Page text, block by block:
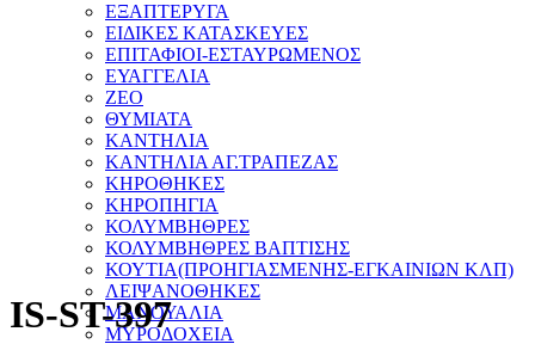
ΕΞΑΠΤΕΡΥΓΑ
ΕΙΔΙΚΕΣ ΚΑΤΑΣΚΕΥΕΣ
ΕΠΙΤΑΦΙΟΙ-ΕΣΤΑΥΡΩΜΕΝΟΣ
ΕΥΑΓΓΕΛΙΑ
ΖΕΟ
ΘΥΜΙΑΤΑ
ΚΑΝΤΗΛΙΑ
ΚΑΝΤΗΛΙΑ ΑΓ.ΤΡΑΠΕΖΑΣ
ΚΗΡΟΘΗΚΕΣ
ΚΗΡΟΠΗΓΙΑ
ΚΟΛΥΜΒΗΘΡΕΣ
ΚΟΛΥΜΒΗΘΡΕΣ ΒΑΠΤΙΣΗΣ
ΚΟΥΤΙΑ(ΠΡΟΗΓΙΑΣΜΕΝΗΣ-ΕΓΚΑΙΝΙΩΝ ΚΛΠ)
ΛΕΙΨΑΝΟΘΗΚΕΣ
ΜΑΝΟΥΑΛΙΑ
ΜΥΡΟΔΟΧΕΙΑ
IS-ST-397